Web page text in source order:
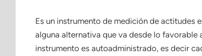
Es un instrumento de medición de actitudes
alguna alternativa que va desde lo
instrumento es autoadministrado, es decir